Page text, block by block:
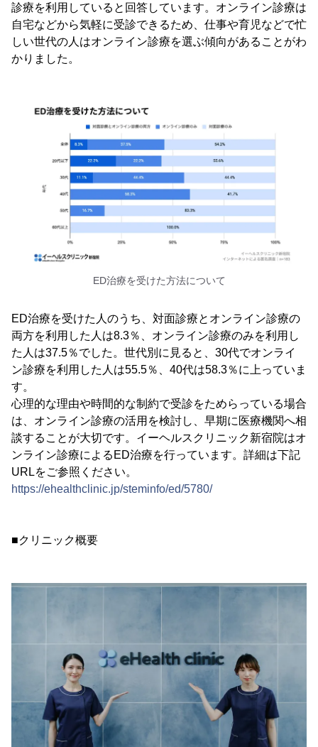
診療を利用していると回答しています。オンライン診療は
自宅などから気軽に受診できるため、仕事や育児などで忙
しい世代の人はオンライン診療を選ぶ傾向があることがわ
かりました。
ED治療を受けた方法について
ED治療を受けた人のうち、対面診療とオンライン診療の
両方を利用した人は8.3％、オンライン診療のみを利用し
た人は37.5％でした。世代別に見ると、30代でオンライ
ン診療を利用した人は55.5％、40代は58.3％に上っていま
す。
心理的な理由や時間的な制約で受診をためらっている場合
は、オンライン診療の活用を検討し、早期に医療機関へ相
談することが大切です。イーヘルスクリニック新宿院はオ
ンライン診療によるED治療を行っています。詳細は下記
URLをご参照ください。
https://ehealthclinic.jp/steminfo/ed/5780/
■クリニック概要